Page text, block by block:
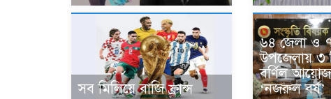
সব মিলিয়ে বাজি ফ্রান্স
৬৪ জেলা ও
উপজেলায় ৩
বর্ণিল
‘নজরুল বর্ষ’